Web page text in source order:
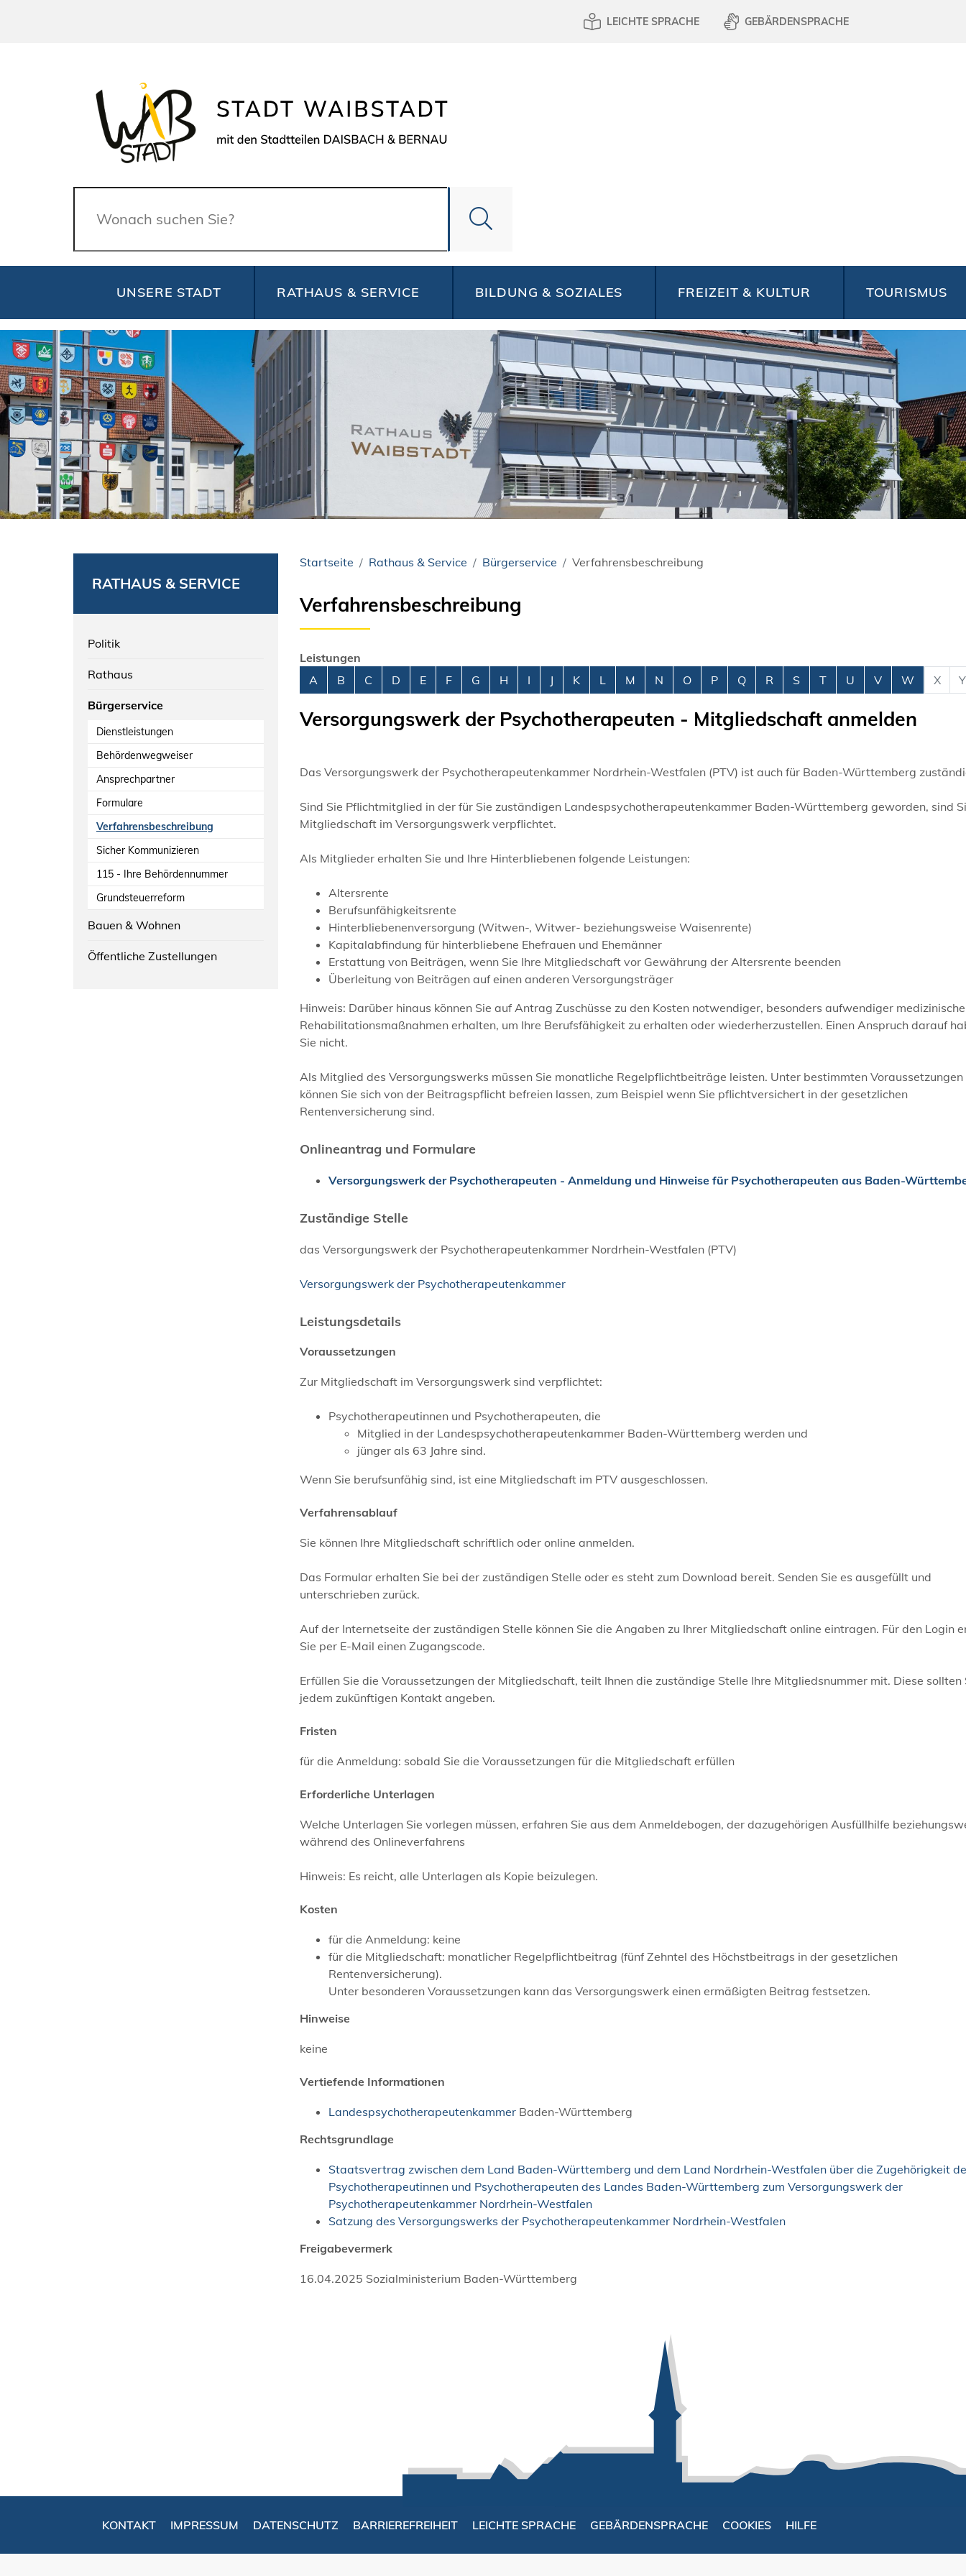
LEICHTE SPRACHE GEBÄRDENSPRACHE
Suche
UNSERE STADT RATHAUS & SERVICE BILDUNG & SOZIALES FREIZEIT & KULTUR TOURISMUS
RATHAUS & SERVICE
Politik
Rathaus
Bürgerservice
Dienstleistungen
Behördenwegweiser
Ansprechpartner
Formulare
Verfahrensbeschreibung
Sicher Kommunizieren
115 - Ihre Behördennummer
Grundsteuerreform
Bauen & Wohnen
Öffentliche Zustellungen
Startseite Rathaus & Service Bürgerservice Verfahrensbeschreibung
Verfahrensbeschreibung
Leistungen
Alphabetisches Register überspringen
A B C D E F G H I J K L M N O P Q R S T U V W X Y
Versorgungswerk der Psychotherapeuten - Mitgliedschaft anmelden
Das Versorgungswerk der Psychotherapeutenkammer Nordrhein-Westfalen (PTV) ist auch für Baden-Württemberg
Sind Sie Pflichtmitglied in der für Sie zuständigen Landespsychotherapeutenkammer Baden-Württemberg geworden, sind
Mitgliedschaft im Versorgungswerk verpflichtet.
Als Mitglieder erhalten Sie und Ihre Hinterbliebenen folgende Leistungen:
Altersrente
Berufsunfähigkeitsrente
Hinterbliebenenversorgung (Witwen-, Witwer- beziehungsweise Waisenrente)
Kapitalabfindung für hinterbliebene Ehefrauen und Ehemänner
Erstattung von Beiträgen, wenn Sie Ihre Mitgliedschaft vor Gewährung der Altersrente beenden
Überleitung von Beiträgen auf einen anderen Versorgungsträger
Hinweis: Darüber hinaus können Sie auf Antrag Zuschüsse zu den Kosten notwendiger, besonders aufwendiger
Rehabilitationsmaßnahmen erhalten, um Ihre Berufsfähigkeit zu erhalten oder wiederherzustellen. Einen Anspruch darauf
Sie nicht.
Als Mitglied des Versorgungswerks müssen Sie monatliche Regelpflichtbeiträge leisten. Unter bestimmten Voraussetzungen
können Sie sich von der Beitragspflicht befreien lassen, zum Beispiel wenn Sie pflichtversichert in der gesetzlichen
Rentenversicherung sind.
Onlineantrag und Formulare
Versorgungswerk der Psychotherapeuten - Anmeldung und Hinweise für Psychotherapeuten aus Baden-
Zuständige Stelle
das Versorgungswerk der Psychotherapeutenkammer Nordrhein-Westfalen (PTV)
Versorgungswerk der Psychotherapeutenkammer
Leistungsdetails
Voraussetzungen
Zur Mitgliedschaft im Versorgungswerk sind verpflichtet:
Psychotherapeutinnen und Psychotherapeuten, die
Mitglied in der Landespsychotherapeutenkammer Baden-Württemberg werden und
jünger als 63 Jahre sind.
Wenn Sie berufsunfähig sind, ist eine Mitgliedschaft im PTV ausgeschlossen.
Verfahrensablauf
Sie können Ihre Mitgliedschaft schriftlich oder online anmelden.
Das Formular erhalten Sie bei der zuständigen Stelle oder es steht zum Download bereit. Senden Sie es ausgefüllt und
unterschrieben zurück.
Auf der Internetseite der zuständigen Stelle können Sie die Angaben zu Ihrer Mitgliedschaft online eintragen. Für den Login
Sie per E-Mail einen Zugangscode.
Erfüllen Sie die Voraussetzungen der Mitgliedschaft, teilt Ihnen die zuständige Stelle Ihre Mitgliedsnummer mit. Diese sollten
jedem zukünftigen Kontakt angeben.
Fristen
für die Anmeldung: sobald Sie die Voraussetzungen für die Mitgliedschaft erfüllen
Erforderliche Unterlagen
Welche Unterlagen Sie vorlegen müssen, erfahren Sie aus dem Anmeldebogen, der dazugehörigen Ausfüllhilfe
während des Onlineverfahrens
Hinweis: Es reicht, alle Unterlagen als Kopie beizulegen.
Kosten
für die Anmeldung: keine
für die Mitgliedschaft: monatlicher Regelpflichtbeitrag (fünf Zehntel des Höchstbeitrags in der gesetzlichen
Rentenversicherung).
Unter besonderen Voraussetzungen kann das Versorgungswerk einen ermäßigten Beitrag festsetzen.
Hinweise
keine
Vertiefende Informationen
Landespsychotherapeutenkammer Baden-Württemberg
Rechtsgrundlage
Staatsvertrag zwischen dem Land Baden-Württemberg und dem Land Nordrhein-Westfalen über die Zugehörigkeit
Psychotherapeutinnen und Psychotherapeuten des Landes Baden-Württemberg zum Versorgungswerk der
Psychotherapeutenkammer Nordrhein-Westfalen
Satzung des Versorgungswerks der Psychotherapeutenkammer Nordrhein-Westfalen
Freigabevermerk
16.04.2025 Sozialministerium Baden-Württemberg
KONTAKT IMPRESSUM DATENSCHUTZ BARRIEREFREIHEIT LEICHTE SPRACHE GEBÄRDENSPRACHE COOKIES HILFE